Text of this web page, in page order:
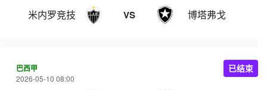
米内罗竞技 VS 博塔弗戈
巴西甲
2026-05-10 08:00
已结束